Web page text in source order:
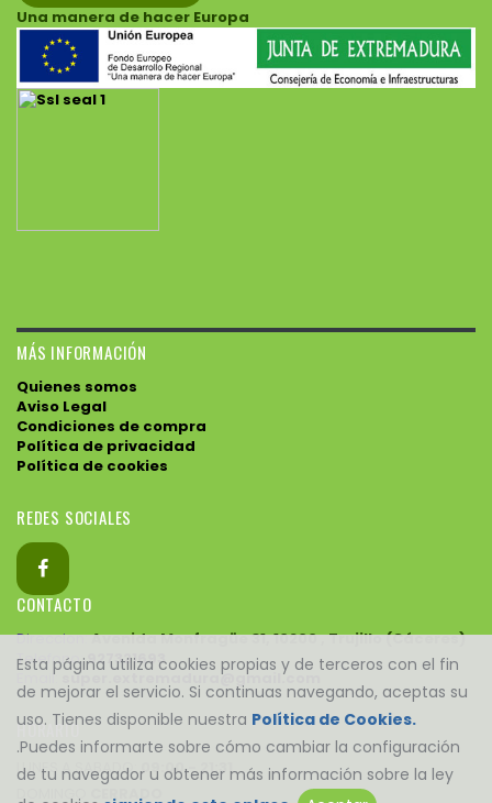
Esta página utiliza cookies propias y de terceros con el fin
de mejorar el servicio. Si continuas navegando, aceptas su
uso. Tienes disponible nuestra Política de Cookies.
.Puedes informarte sobre cómo cambiar la configuración
de tu navegador u obtener más información sobre la ley
Una manera de hacer Europa
MÁS INFORMACIÓN
Quienes somos
Aviso Legal
Condiciones de compra
Política de privacidad
Política de cookies
REDES SOCIALES
CONTACTO
Direccion:Avenida Monfragüe 31, 10200 , Trujillo (Cáceres)
Telefono: 927321693
Email:
super.extremadura@gmail.com
HORARIO
LUNES A SABADO:09:00 - 21:31
DOMINGO
CERRADO